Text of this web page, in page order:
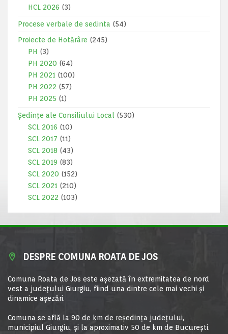
HCL 2026 (3)
Procese verbale de sedinta (54)
Proiecte de Hotărâre (245)
PH (3)
PH 2020 (64)
PH 2021 (100)
PH 2022 (57)
PH 2025 (1)
Ședințe ale Consiliului Local
(530)
SCL 2016 (10)
SCL 2017 (11)
SCL 2018 (43)
SCL 2019 (83)
SCL 2020 (152)
SCL 2021 (210)
SCL 2022 (103)
DESPRE COMUNA ROATA DE JOS
Comuna Roata de Jos este aşezată în extremitatea de nord
vest a judeţului Giurgiu, fiind una dintre cele mai vechi şi
dinamice aşezări.
Comuna se află la 90 de km de reşedinţa judeţului,
municipiul Giurgiu, şi la aproximativ 50 de km de Bucureşti.